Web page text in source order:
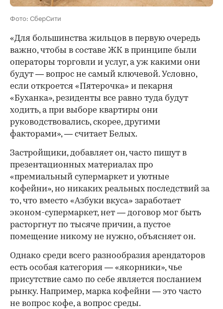
Фото: СберСити
«Для большинства жильцов в первую очередь
важно, чтобы в составе ЖК в принципе были
операторы торговли и услуг, а уж какими они
будут — вопрос не самый ключевой. Условно,
если откроется «Пятерочка» и пекарня
«Буханка», резиденты все равно туда будут
ходить, а при выборе квартиры они
руководствовались, скорее, другими
факторами», — считает Белых.
Застройщики, добавляет он, часто пишут в
презентационных материалах про
«премиальный супермаркет и уютные
кофейни», но никаких реальных последствий за
то, что вместо «Азбуки вкуса» заработает
эконом-супермаркет, нет — договор мог быть
расторгнут по тысяче причин, а пустое
помещение никому не нужно, объясняет он.
Однако среди всего разнообразия арендаторов
есть особая категория — «якорники», чье
присутствие само по себе является посланием
рынку. Например, марка кофейни — это часто
не вопрос кофе, а вопрос среды.